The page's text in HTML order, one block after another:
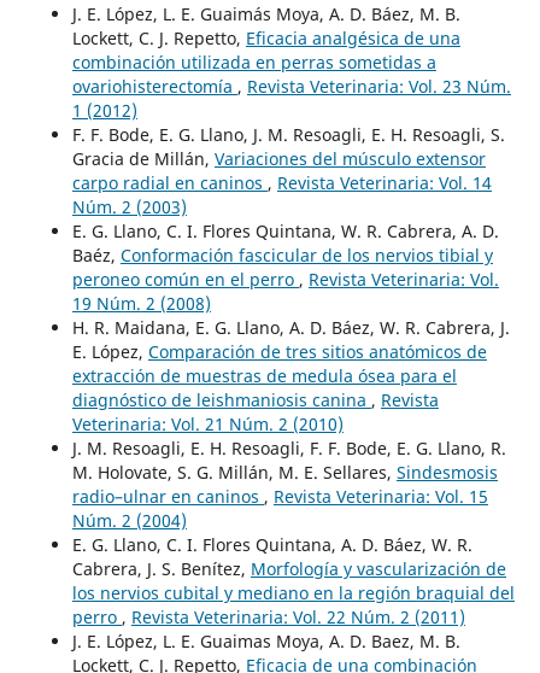
J. E. López, L. E. Guaimás Moya, A. D. Báez, M. B.
Lockett, C. J. Repetto, Eficacia analgésica de una
combinación utilizada en perras sometidas a
ovariohisterectomía , Revista Veterinaria: Vol. 23 Núm.
1 (2012)
F. F. Bode, E. G. Llano, J. M. Resoagli, E. H. Resoagli, S.
Gracia de Millán, Variaciones del músculo extensor
carpo radial en caninos , Revista Veterinaria: Vol. 14
Núm. 2 (2003)
E. G. Llano, C. I. Flores Quintana, W. R. Cabrera, A. D.
Baéz, Conformación fascicular de los nervios tibial y
peroneo común en el perro , Revista Veterinaria: Vol.
19 Núm. 2 (2008)
H. R. Maidana, E. G. Llano, A. D. Báez, W. R. Cabrera, J.
E. López, Comparación de tres sitios anatómicos de
extracción de muestras de medula ósea para el
diagnóstico de leishmaniosis canina , Revista
Veterinaria: Vol. 21 Núm. 2 (2010)
J. M. Resoagli, E. H. Resoagli, F. F. Bode, E. G. Llano, R.
M. Holovate, S. G. Millán, M. E. Sellares, Sindesmosis
radio–ulnar en caninos , Revista Veterinaria: Vol. 15
Núm. 2 (2004)
E. G. Llano, C. I. Flores Quintana, A. D. Báez, W. R.
Cabrera, J. S. Benítez, Morfología y vascularización de
los nervios cubital y mediano en la región braquial del
perro , Revista Veterinaria: Vol. 22 Núm. 2 (2011)
J. E. López, L. E. Guaimas Moya, A. D. Baez, M. B.
Lockett, C. J. Repetto, Eficacia de una combinación